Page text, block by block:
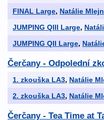
FINAL Large, Natálie
JUMPING QIII Large,
JUMPING QII Large,
Čerčany - Odpolední
1. zkouška LA3, Natálie
2. zkouška LA3, Natálie
Čerčany - Tea Time at